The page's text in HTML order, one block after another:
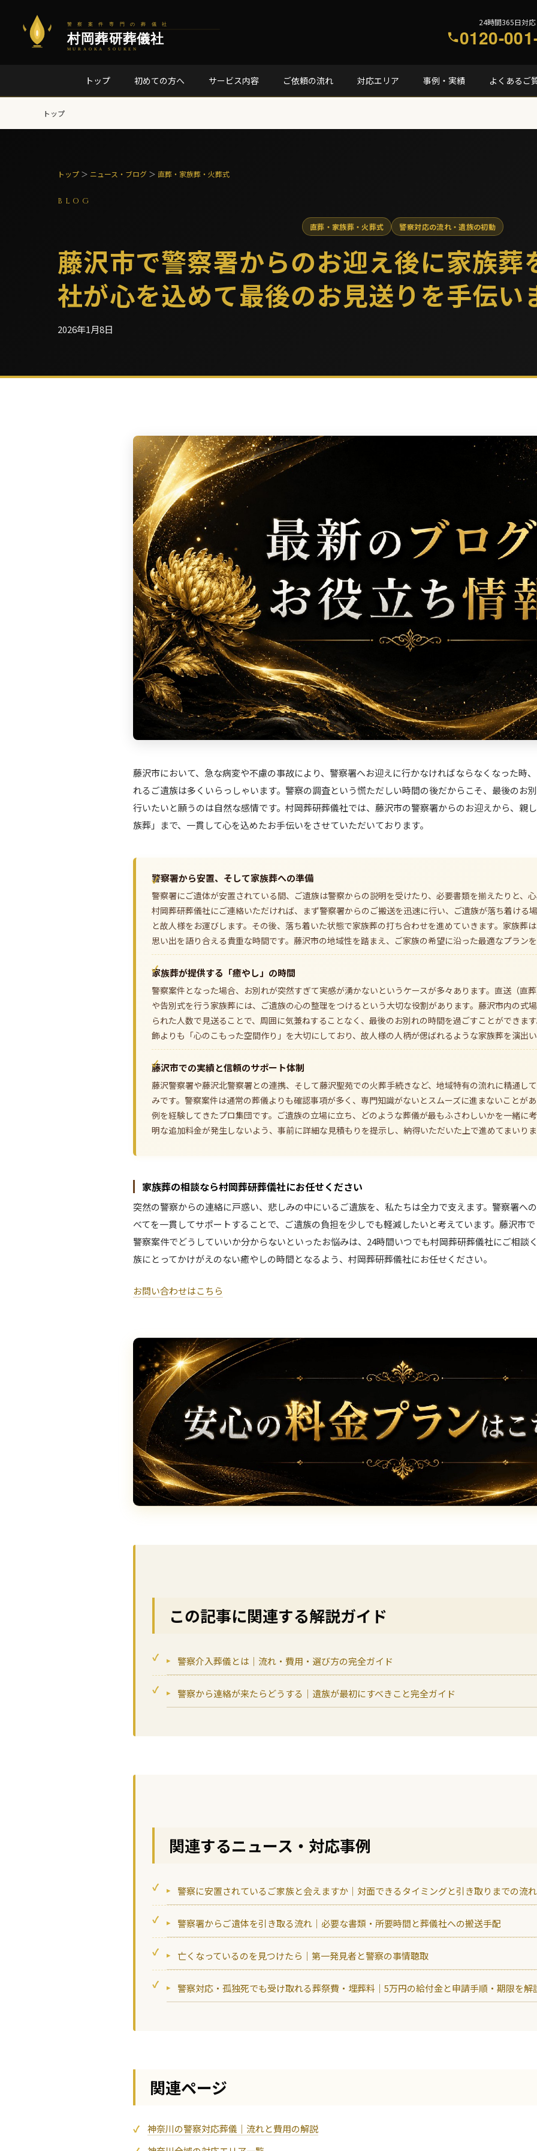
24時間365日対応
0120-
トップ 初めての方へ サービス内容 ご依頼の流れ 対応エリア 事例・実績 よくあるご
トップ
トップ ＞ ニュース・ブログ ＞ 直葬・家族葬・火葬式
BLOG
直葬・家族葬・火葬式 警察対応の流れ・遺族の初動
藤沢市で警察署からのお迎え後に家族葬
社が心を込めて最後のお見送りを手伝い
2026年1月8日
藤沢市において、急な病変や不慮の事故により、警察署へお迎えに行かなければならなくなった時
れるご遺族は多くいらっしゃいます。警察の調査という慌ただしい時間の後だからこそ、最後のお
行いたいと願うのは自然な感情です。村岡葬研葬儀社では、藤沢市の警察署からのお迎えから、親
族葬」まで、一貫して心を込めたお手伝いをさせていただいております。
警察署から安置、そして家族葬への準備
警察署にご遺体が安置されている間、ご遺族は警察からの説明を受けたり、必要書類を揃えたりと、
村岡葬研葬儀社にご連絡いただければ、まず警察署からのご搬送を迅速に行い、ご遺族が落ち着ける
と故人様をお運びします。その後、落ち着いた状態で家族葬の打ち合わせを進めていきます。家族葬
思い出を語り合える貴重な時間です。藤沢市の地域性を踏まえ、ご家族の希望に沿った最適なプラン
家族葬が提供する「癒やし」の時間
警察案件となった場合、お別れが突然すぎて実感が湧かないというケースが多々あります。直送（直
や告別式を行う家族葬には、ご遺族の心の整理をつけるという大切な役割があります。藤沢市内の式
られた人数で見送ることで、周囲に気兼ねすることなく、最後のお別れの時間を過ごすことができま
飾よりも「心のこもった空間作り」を大切にしており、故人様の人柄が偲ばれるような家族葬を演出
藤沢市での実績と信頼のサポート体制
藤沢警察署や藤沢北警察署との連携、そして藤沢聖苑での火葬手続きなど、地域特有の流れに精通し
みです。警察案件は通常の葬儀よりも確認事項が多く、専門知識がないとスムーズに進まないことが
例を経験してきたプロ集団です。ご遺族の立場に立ち、どのような葬儀が最もふさわしいかを一緒に
明な追加料金が発生しないよう、事前に詳細な見積もりを提示し、納得いただいた上で進めてまいり
家族葬の相談なら村岡葬研葬儀社にお任せください
突然の警察からの連絡に戸惑い、悲しみの中にいるご遺族を、私たちは全力で支えます。警察署へ
べてを一貫してサポートすることで、ご遺族の負担を少しでも軽減したいと考えています。藤沢市
警察案件でどうしていいか分からないといったお悩みは、24時間いつでも村岡葬研葬儀社にご相談
族にとってかけがえのない癒やしの時間となるよう、村岡葬研葬儀社にお任せください。
お問い合わせはこちら
この記事に関連する解説ガイド
警察介入葬儀とは｜流れ・費用・選び方の完全ガイド
警察から連絡が来たらどうする｜遺族が最初にすべきこと完全ガイド
関連するニュース・対応事例
警察に安置されているご家族と会えますか｜対面できるタイミングと引き取りまでの流れ
警察署からご遺体を引き取る流れ｜必要な書類・所要時間と葬儀社への搬送手配
亡くなっているのを見つけたら｜第一発見者と警察の事情聴取
警察対応・孤独死でも受け取れる葬祭費・埋葬料｜5万円の給付金と申請手順・期限を解
関連ページ
神奈川の警察対応葬儀｜流れと費用の解説